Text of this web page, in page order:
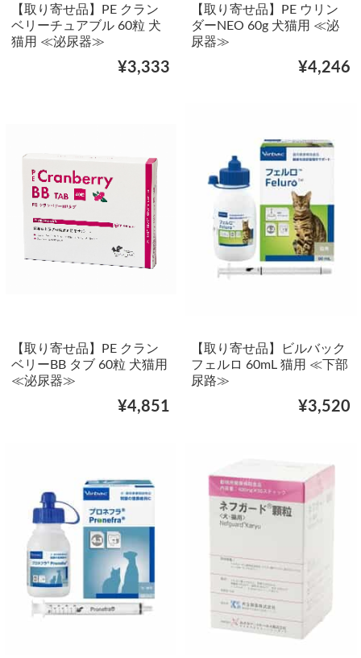
【取り寄せ品】PE クラン
ベリーチュアブル 60粒 犬
猫用 ≪泌尿器≫
¥3,333
【取り寄せ品】PE ウリン
ダーNEO 60g 犬猫用 ≪泌
尿器≫
¥4,246
【取り寄せ品】PE クラン
ベリーBB タブ 60粒 犬猫用
≪泌尿器≫
¥4,851
【取り寄せ品】ビルバック
フェルロ 60mL 猫用 ≪下部
尿路≫
¥3,520